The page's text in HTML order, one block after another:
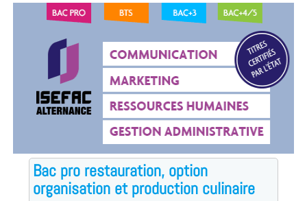
Bac pro restauration, option
organisation et production culinaire